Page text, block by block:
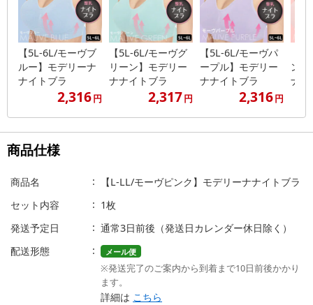
【5L-6L/モーヴブ
ルー】モデリーナ
ナイトブラ
2,316円
【5L-6L/モーヴグ
リーン】モデリー
ナナイトブラ
2,317円
【5L-6L/モーヴパ
ープル】モデリー
ナナイトブラ
2,316円
ン
ナイ
商品仕様
商品名
【L-LL/モーヴピンク】モデリーナナイトブラ
セット内容
1枚
発送予定日
通常3日前後（発送日カレンダー休日除く）
配送形態
メール便
※発送完了のご案内から到着まで10日前後かかり
ます。
詳細は こちら